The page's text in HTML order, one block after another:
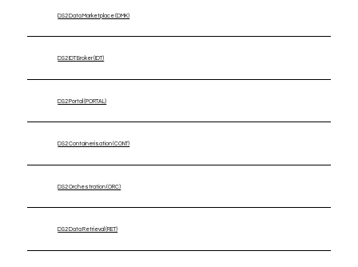
DS2 Data Marketplace (DMK)
DS2 IDT Broker (IDT)
DS2 Portal (PORTAL)
DS2 Containerisation (CONT)
DS2 Orchestration (ORC)
DS2 Data Retrieval (RET)